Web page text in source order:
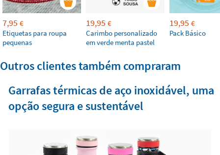
7,95 €
Etiquetas para roupa
pequenas
19,95 €
Carimbo personalizado
em verde menta pastel
19,95 €
Pack Básico
Outros clientes também compraram
Garrafas térmicas de aço inoxidável, uma
opção segura e sustentável